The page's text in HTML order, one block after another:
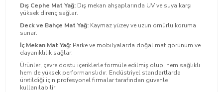
Dış Cephe Mat Yağ: Dış mekan ahşaplarında UV ve suya karşı
yüksek direnç sağlar.
Deck ve Bahçe Mat Yağ: Kaymaz yüzey ve uzun ömürlü koruma
sunar.
İç Mekan Mat Yağ: Parke ve mobilyalarda doğal mat görünüm ve
dayanıklılık sağlar.
Ürünler, çevre dostu içeriklerle formüle edilmiş olup, hem sağlıklı
hem de yüksek performanslıdır. Endüstriyel standartlarda
üretildiği için profesyonel firmalar tarafından güvenle
kullanılabilir.